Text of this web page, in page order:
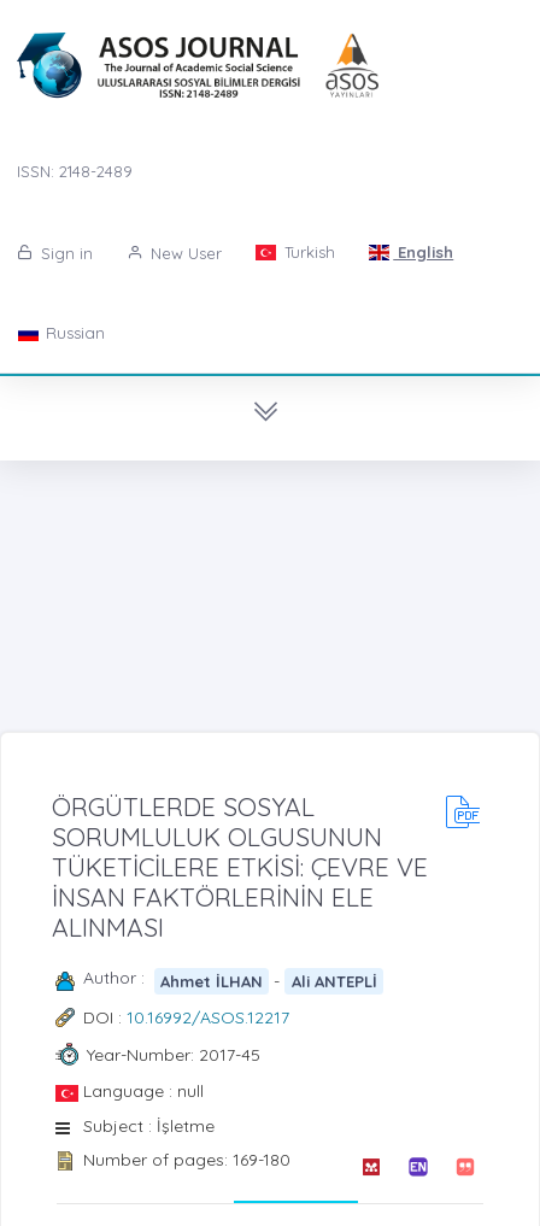
ISSN: 2148-2489
Sign in New User Turkish English
Russian
ÖRGÜTLERDE SOSYAL
SORUMLULUK OLGUSUNUN
TÜKETİCİLERE ETKİSİ: ÇEVRE VE
İNSAN FAKTÖRLERİNİN ELE
ALINMASI
Author : Ahmet İLHAN - Ali ANTEPLİ
DOI : 10.16992/ASOS.12217
Year-Number: 2017-45
Language : null
Subject : İşletme
Number of pages: 169-180